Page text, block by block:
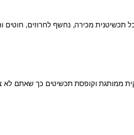
מכירה, נחשף לחרוזים, חוטים
ממותגת וקופסת תכשיטים כך שאתם לא